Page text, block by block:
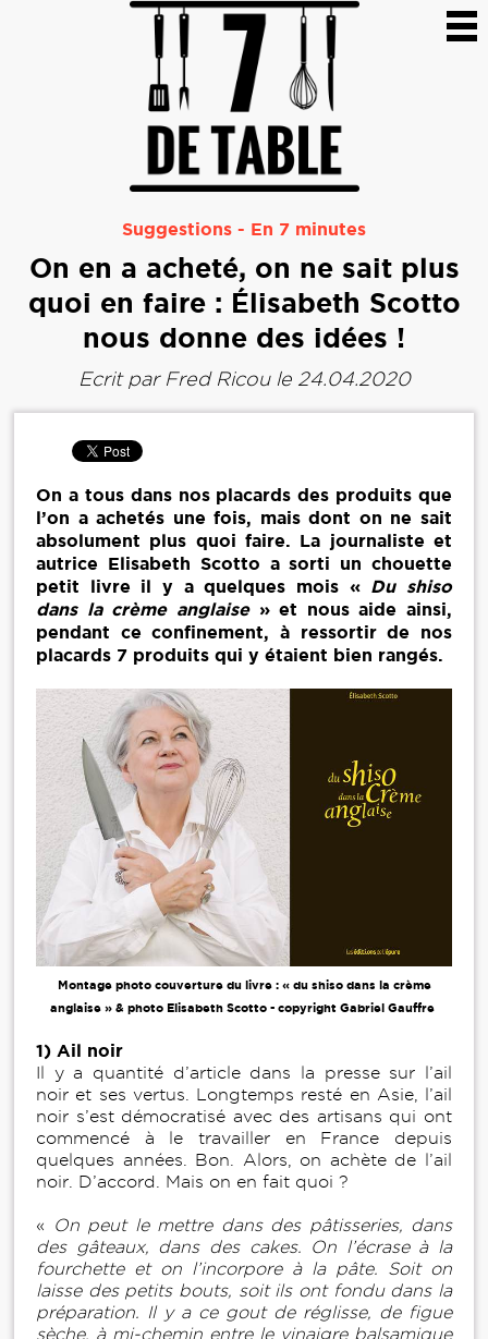
Suggestions - En 7 minutes
On en a acheté, on ne sait plus
quoi en faire : Élisabeth Scotto
nous donne des idées !
Ecrit par Fred Ricoule 24.04.2020
On a tous dans nos placards des produits que
l’on a achetés une fois, mais dont on ne sait
absolument plus quoi faire. La journaliste et
autrice Elisabeth Scotto a sorti un chouette
petit livre il y a quelques mois « Du shiso
dans la crème anglaise» et nous aide ainsi,
pendant ce confinement, à ressortir de nos
placards 7 produits qui y étaient bien rangés.
Montage photo couverture du livre : « du shiso dans la crème
anglaise » & photo Elisabeth Scotto - copyright Gabriel Gauffre
1) Ail noir
Il y a quantité d’article dans la presse sur l’ail
noir et ses vertus. Longtemps resté en Asie, l’ail
noir s’est démocratisé avec des artisans qui ont
commencé à le travailler en France depuis
quelques années. Bon. Alors, on achète de l’ail
noir. D’accord. Mais on en fait quoi ?
«
On peut le mettre dans des pâtisseries, dans
des gâteaux, dans des cakes. On l’écrase à la
fourchette et on l’incorpore à la pâte. Soit on
laisse des petits bouts, soit ils ont fondu dans la
préparation. Il y a ce gout de réglisse, de figue
sèche, à mi-chemin entre le vinaigre balsamique